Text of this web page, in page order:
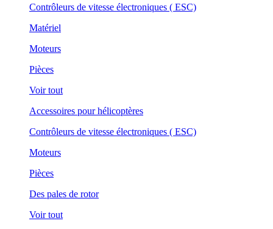
Contrôleurs de vitesse électroniques ( ESC)
Matériel
Moteurs
Pièces
Voir tout
Accessoires pour hélicoptères
Contrôleurs de vitesse électroniques ( ESC)
Moteurs
Pièces
Des pales de rotor
Voir tout